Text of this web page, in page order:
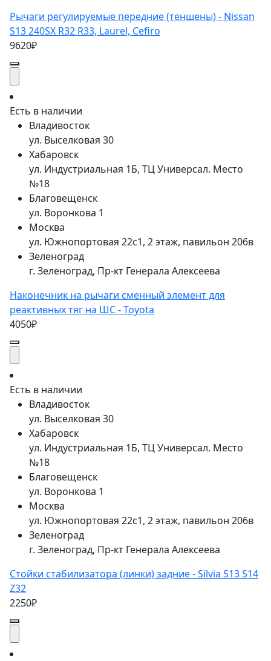
Рычаги регулируемые передние (теншены) - Nissan
S13 240SX R32 R33, Laurel, Cefiro
9620₽
Есть в наличии
Владивосток
ул. Выселковая 30
Хабаровск
ул. Индустриальная 1Б, ТЦ Универсал. Место
№18
Благовещенск
ул. Воронкова 1
Москва
ул. Южнопортовая 22с1, 2 этаж, павильон 206в
Зеленоград
г. Зеленоград, Пр-кт Генерала Алексеева
Наконечник на рычаги сменный элемент для
реактивных тяг на ШС - Toyota
4050₽
Есть в наличии
Владивосток
ул. Выселковая 30
Хабаровск
ул. Индустриальная 1Б, ТЦ Универсал. Место
№18
Благовещенск
ул. Воронкова 1
Москва
ул. Южнопортовая 22с1, 2 этаж, павильон 206в
Зеленоград
г. Зеленоград, Пр-кт Генерала Алексеева
Стойки стабилизатора (линки) задние - Silvia S13 S14
Z32
2250₽